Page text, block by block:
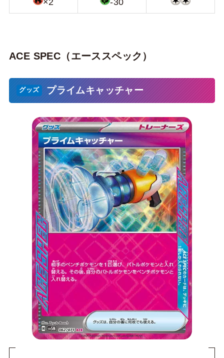
×2 -30
ACE SPEC（エーススペック）
プライムキャッチャー